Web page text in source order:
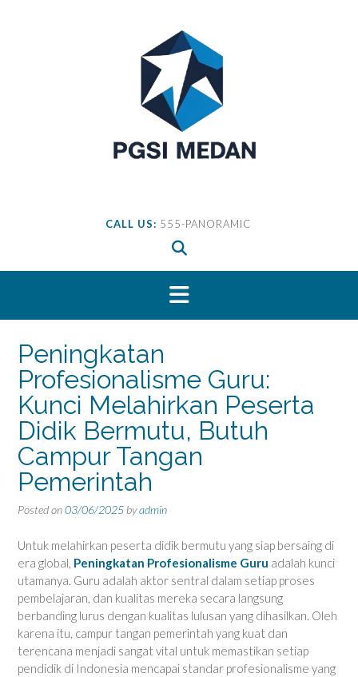
CALL US: 555-PANORAMIC
Peningkatan
Profesionalisme Guru:
Kunci Melahirkan Peserta
Didik Bermutu, Butuh
Campur Tangan
Pemerintah
Posted on03/06/2025 byadmin
Untuk melahirkan peserta didik bermutu yang siap bersaing di
era global, Peningkatan Profesionalisme Guru adalah kunci
utamanya. Guru adalah aktor sentral dalam setiap proses
pembelajaran, dan kualitas mereka secara langsung
berbanding lurus dengan kualitas lulusan yang dihasilkan. Oleh
karena itu, campur tangan pemerintah yang kuat dan
terencana menjadi sangat vital untuk memastikan setiap
pendidik di Indonesia mencapai standar profesionalisme yang